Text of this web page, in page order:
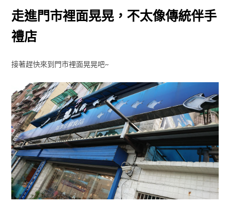
走進門市裡面晃晃，不太像傳統伴手
禮店
接著趕快來到門市裡面晃晃吧~